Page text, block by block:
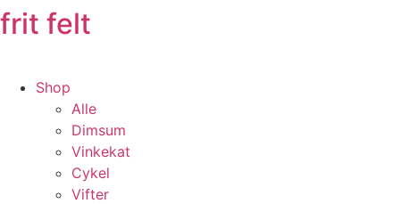
frit felt
Shop
Alle
Dimsum
Vinkekat
Cykel
Vifter